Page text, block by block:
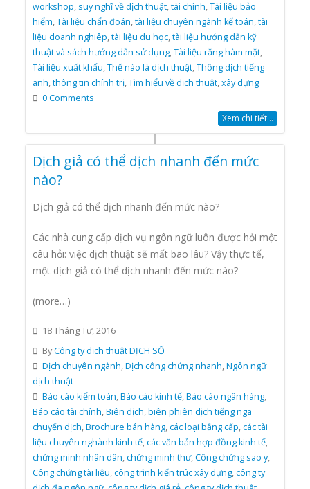
workshop, suy nghĩ về dịch thuật,tài chính,Tài liệu bảo
hiểm,Tài liệu chẩn đoán,tài liệu chuyên ngành kế toán,tài
liệu doanh nghiêp,tài liệu du học,tài liệu hướng dẫn kỹ
thuật và sách hướng dẫn sử dụng,Tài liệu răng hàm mặt,
Tài liệu xuất khẩu,Thế nào là dịch thuật,Thông dịch tiếng
anh,thông tin chính trị,Tìm hiểu về dịch thuật,xây dựng
0 Comments
Xem chi tiết...
Dịch giả có thể dịch nhanh đến mức
nào?
Dịch giả có thể dịch nhanh đến mức nào?
Các nhà cung cấp dịch vụ ngôn ngữ luôn được hỏi một
câu hỏi: việc dịch thuật sẽ mất bao lâu? Vậy thực tế,
một dịch giả có thể dịch nhanh đến mức nào?
(more…)
18 Tháng Tư, 2016
ByCông ty dịch thuật DỊCH SỐ
Dịch chuyên ngành,Dịch công chứng nhanh,Ngôn ngữ
dịch thuật
Báo cáo kiểm toán,Báo cáo kinh tế,Báo cáo ngân hàng,
Báo cáo tài chính,Biên dịch,biên phiên dịch tiếng nga
chuyển dịch,Brochure bán hàng,các loại bằng cấp,các tài
liệu chuyên nghành kinh tế,các văn bản hợp đồng kinh tế,
chứng minh nhân dân,chứng minh thư,Công chứng sao y,
Công chứng tài liệu,công trình kiến trúc xây dựng,công ty